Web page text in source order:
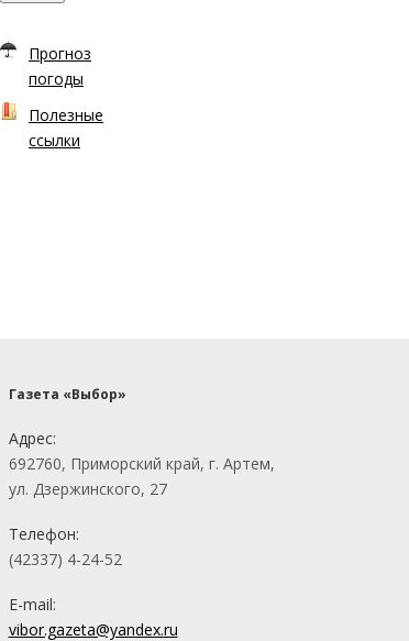
Прогноз
погоды
Полезные
ссылки
Газета «Выбор»
Адрес:
692760, Приморский край, г. Артем,
ул. Дзержинского, 27
Телефон:
(42337) 4-24-52
E-mail:
vibor.gazeta@yandex.ru